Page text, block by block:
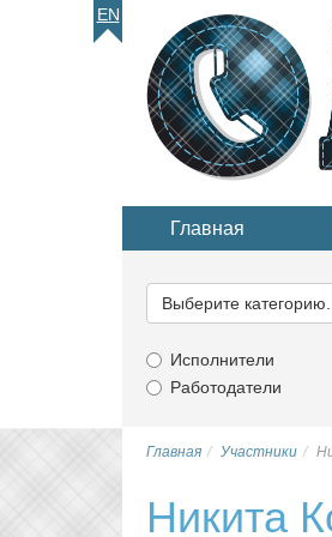
EN
Главная
категорию...
Выберите категорию...
Исполнители
Работодатели
Главная Участники
Никита